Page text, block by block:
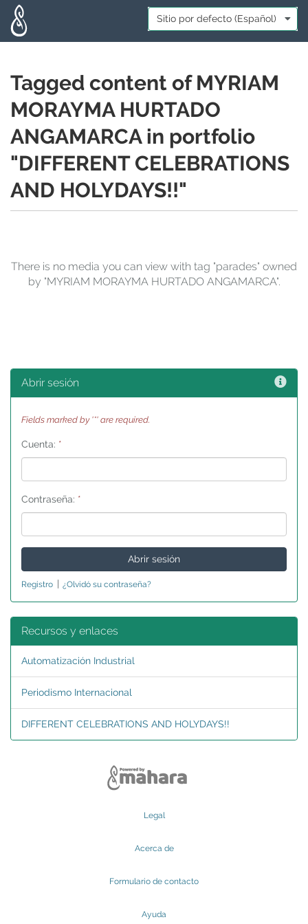
Idioma:
Tagged content of MYRIAM
MORAYMA HURTADO
ANGAMARCA in portfolio
"DIFFERENT CELEBRATIONS
AND HOLYDAYS!!"
There is no media you can view with tag "parades" owned
by "MYRIAM MORAYMA HURTADO ANGAMARCA".
Abrir sesión
Fields marked by '*' are required.
Cuenta: *
Contraseña: *
Registro | ¿Olvidó su contraseña?
Recursos y enlaces
Automatización Industrial
Periodismo Internacional
DIFFERENT CELEBRATIONS AND HOLYDAYS!!
Legal
Acerca de
Formulario de contacto
Ayuda